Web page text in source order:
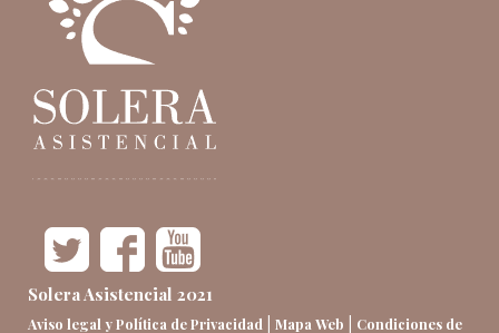
Solera Asistencial 2021
Aviso legal y Política de Privacidad Mapa Web
Condiciones de